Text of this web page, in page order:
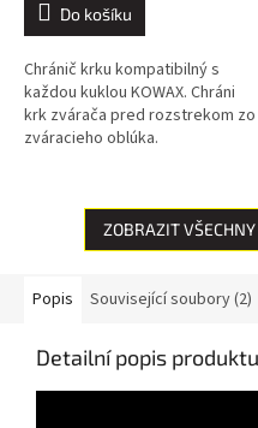
Do košíku
Chránič krku kompatibilný s
každou kuklou KOWAX. Chráni
krk zvárača pred rozstrekom zo
zváracieho oblúka.
kuklami z...
ZOBRAZIT
Popis Související soubory (2)
Detailní popis produktu